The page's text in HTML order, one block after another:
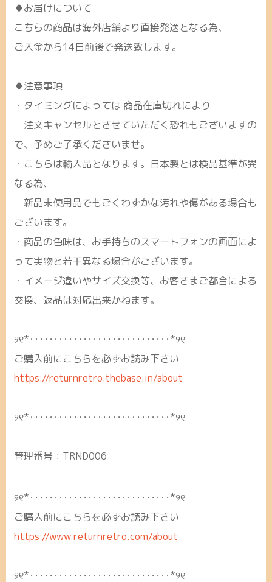
♦お届けについて
こちらの商品は海外店舗より直接発送となる為、
ご入金から14日前後で発送致します。
♦注意事項
・タイミングによっては 商品在庫切れにより
注文キャンセルとさせていただく恐れもございますの
で、予めご了承くださいませ。
・こちらは輸入品となります。日本製とは検品基準が異
なる為、
新品未使用品でもごくわずかな汚れや傷がある場合も
ございます。
・商品の色味は、お手持ちのスマートフォンの画面によ
って実物と若干異なる場合がございます。
・イメージ違いやサイズ交換等、お客さまご都合による
交換、返品は対応出来かねます。
୨୧*･････････････････････････････*୨୧
ご購入前にこちらを必ずお読み下さい
https://returnretro.thebase.in/about
୨୧*･････････････････････････････*୨୧
管理番号：TRND006
୨୧*･････････････････････････････*୨୧
ご購入前にこちらを必ずお読み下さい
https://www.returnretro.com/about
୨୧*･････････････････････････････*୨୧